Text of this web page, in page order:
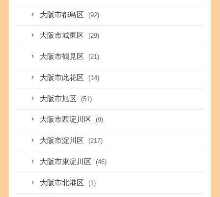
大阪市都島区 (92)
大阪市城東区 (29)
大阪市鶴見区 (21)
大阪市此花区 (14)
大阪市旭区 (51)
大阪市西淀川区 (9)
大阪市淀川区 (217)
大阪市東淀川区 (46)
大阪市北港区 (1)